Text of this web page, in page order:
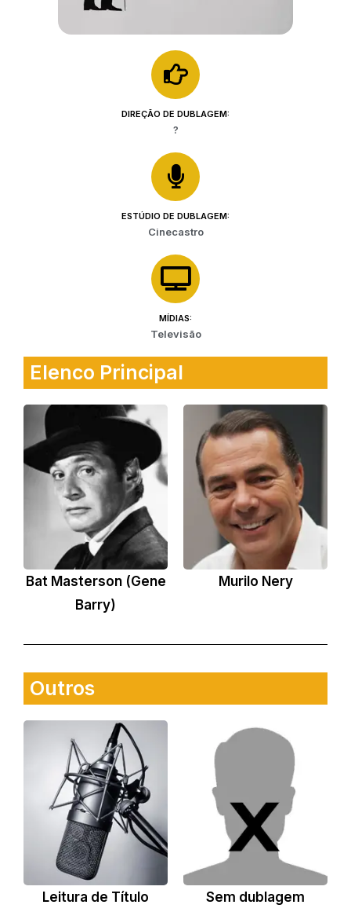
DIREÇÃO DE DUBLAGEM:
?
ESTÚDIO DE DUBLAGEM:
Cinecastro
MÍDIAS:
Televisão
Elenco Principal
Bat Masterson (Gene
Barry)
Murilo Nery
Outros
Leitura de Título Sem dublagem